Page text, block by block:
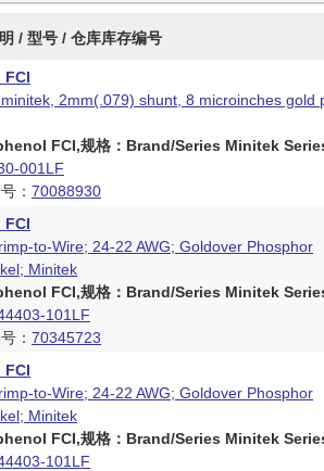
/ 型号 / 仓库库存编号
2mm(.079) shunt, 8 microinches gold
FCI,规格：Brand/Series Minitek
001LF
： 70088930
to-Wire; 24-22 AWG; Goldover Phosphor
Minitek
FCI,规格：Brand/Series Minitek
101LF
： 70345723
to-Wire; 24-22 AWG; Goldover Phosphor
Minitek
FCI,规格：Brand/Series Minitek
101LF